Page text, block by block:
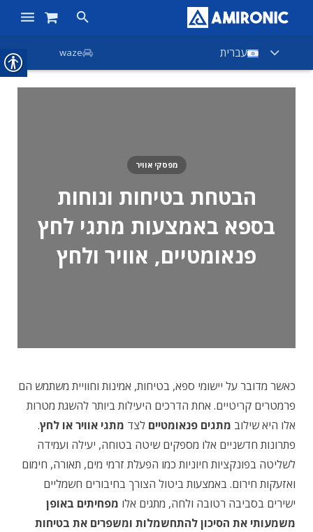
ראשי עברית waze
הבטחת בטיחות ונוחות
בספא באמצעות מתגי לחץ
פנאומטיים, אוויר ולחץ
מפסקי אוויר
כאשר מדובר על יישומי ספא, בטיחות, אמינות וחוויית משתמש הם
פרמטרים קריטיים. אחת הדרכים היעילות ביותר להשגת מטרות
אלו היא שילוב מתגים פנאומטיים לצד מתגי אוויר או לחץ.
פתרונות חדשניים אלו מספקים שיטה בטוחה, יעילה ועמידה
לשליטה בפונקציות חיוניות כמו הפעלת זרמי מים, תאורה, חימום
ואזעקות חירום. באמצעות ביטול הצורך בחיבורים חשמליים
ישירים בסביבה רטובה ולחה, מתגים אלו מפחיתים באופן
משמעותי את הסיכון להתחשמלות ומשפרים את בטיחות